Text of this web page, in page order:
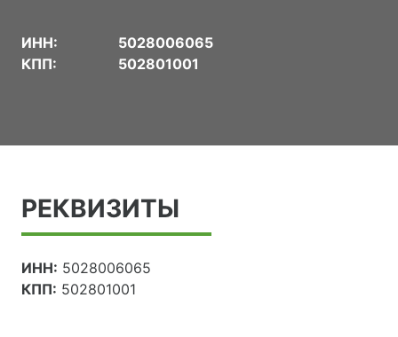
ИНН:
5028006065
КПП:
502801001
РЕКВИЗИТЫ
ИНН: 5028006065
КПП: 502801001